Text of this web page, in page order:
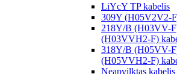
LiYcY TP kabelis
309Y (H05V2V2-
218Y/B (H03VV-
(H03VVH2-F)
318Y/B (H05VV-
(H05VVH2-F)
Neapvilktas